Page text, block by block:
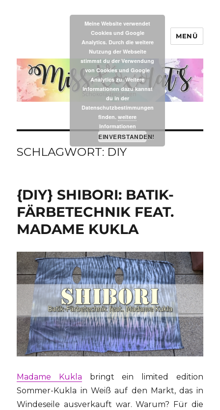
MissXoxolat's
MENÜ
SCHLAGWORT: DIY
{DIY} SHIBORI: BATIK-
FÄRBETECHNIK FEAT.
MADAME KUKLA
Madame Kukla bringt ein limited edition
Sommer-Kukla in Weiß auf den Markt, das in
Windeseile ausverkauft war. Warum? Für die
Meine Website verwendet
Cookies und Google
Analytics. Durch die weitere
Nutzung der Webseite
stimmst du der Verwendung
von Cookies und Google
Analytics zu. Weitere
Informationen dazu kannst
du in der
Datenschutzbestimmungen
finden. weitere
Informationen
EINVERSTANDEN!